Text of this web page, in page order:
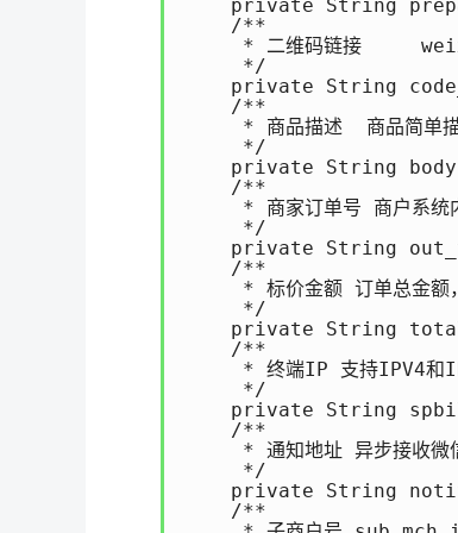
private String
    /**
* 二维码链接
     */
private String
    /**
* 商品描述  商品简
     */
private String
    /**
* 商家订单号 商户系
     */
private String
    /**
* 标价金额 订单总金
     */
private String
    /**
* 终端IP 支持IPV4和
     */
private String
    /**
* 通知地址 异步接收微
     */
private String
    /**